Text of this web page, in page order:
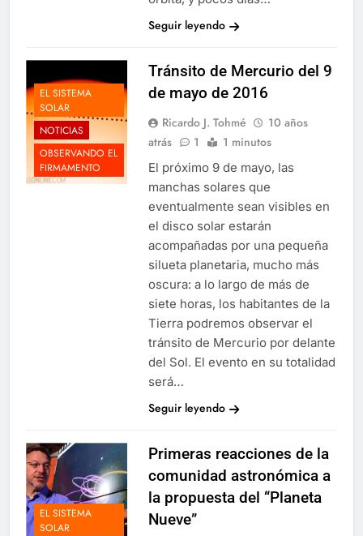
Seguir leyendo
EL SISTEMA
SOLAR
NOTICIAS
OBSERVANDO EL
FIRMAMENTO
Tránsito de Mercurio del 9
de mayo de 2016
Ricardo J. Tohmé
10 años
atrás
1 1 minutos
El próximo 9 de mayo, las
manchas solares que
eventualmente sean visibles en
el disco solar estarán
acompañadas por una pequeña
silueta planetaria, mucho más
oscura: a lo largo de más de
siete horas, los habitantes de la
Tierra podremos observar el
tránsito de Mercurio por delante
del Sol. El evento en su totalidad
será…
Seguir leyendo
EL SISTEMA
SOLAR
Primeras reacciones de la
comunidad astronómica a
la propuesta del “Planeta
Nueve”